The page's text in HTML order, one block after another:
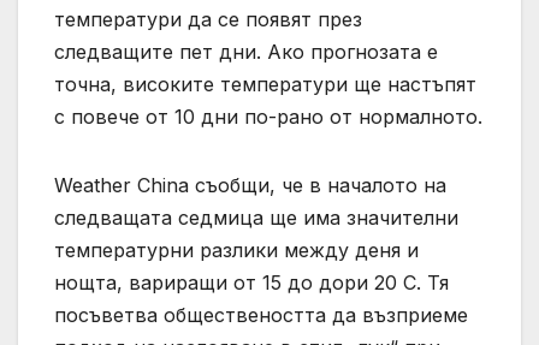
температури да се появят през
следващите пет дни. Ако прогнозата е
точна, високите температури ще настъпят
с повече от 10 дни по-рано от нормалното.
Weather China съобщи, че в началото на
следващата седмица ще има значителни
температурни разлики между деня и
нощта, вариращи от 15 до дори 20 C. Тя
посъветва обществеността да възприеме